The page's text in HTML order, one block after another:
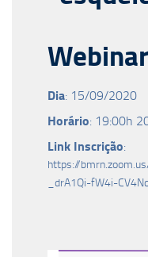
Webinar
Dia: 15/09/2020
Horário: 19:00h
Link Inscrição:
https://
_drA1Qi-fW4i-